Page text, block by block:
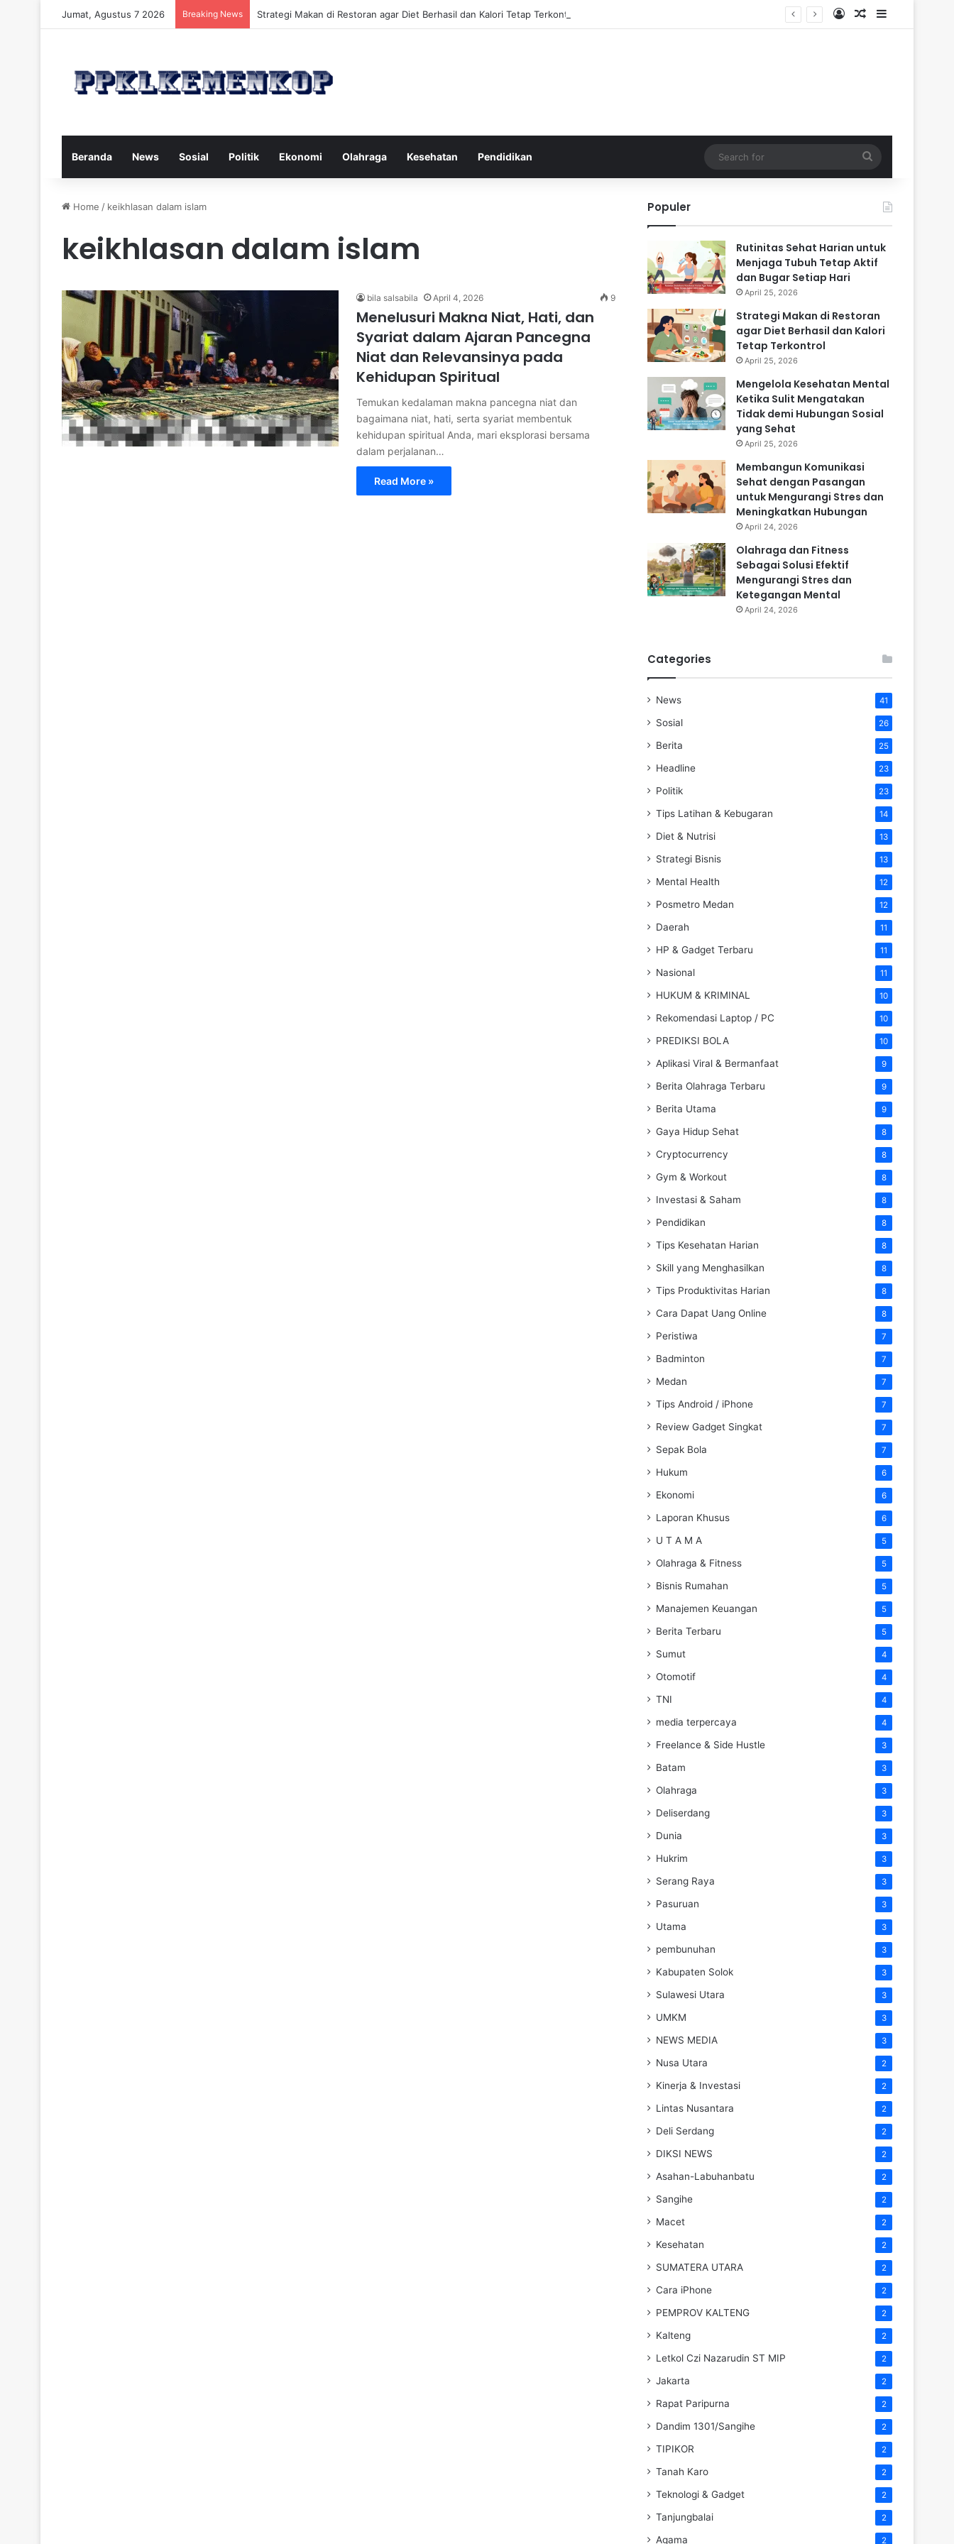
Jumat, Agustus 7 2026 Breaking News Strategi Makan di Restoran agar Diet Berhasil dan Kalori Tetap Terkontrol Log InRandom Article
Sidebar
Beranda News Sosial Politik Ekonomi Olahraga Kesehatan Pendidikan
for
Home / keikhlasan dalam islam
keikhlasan dalam islam
bila salsabila April 4, 2026 9
Menelusuri Makna Niat, Hati, dan
Syariat dalam Ajaran Pancegna
Niat dan Relevansinya pada
Kehidupan Spiritual
Temukan kedalaman makna pancegna niat dan
bagaimana niat, hati, serta syariat membentuk
kehidupan spiritual Anda, mari eksplorasi bersama
dalam perjalanan…
Read More »
Populer
Rutinitas Sehat Harian untuk
Menjaga Tubuh Tetap Aktif
dan Bugar Setiap Hari
April 25, 2026
Strategi Makan di Restoran
agar Diet Berhasil dan Kalori
Tetap Terkontrol
April 25, 2026
Mengelola Kesehatan Mental
Ketika Sulit Mengatakan
Tidak demi Hubungan Sosial
yang Sehat
April 25, 2026
Membangun Komunikasi
Sehat dengan Pasangan
untuk Mengurangi Stres dan
Meningkatkan Hubungan
April 24, 2026
Olahraga dan Fitness
Sebagai Solusi Efektif
Mengurangi Stres dan
Ketegangan Mental
April 24, 2026
Categories
News 41
Sosial 26
Berita 25
Headline 23
Politik 23
Tips Latihan & Kebugaran 14
Diet & Nutrisi 13
Strategi Bisnis 13
Mental Health 12
Posmetro Medan 12
Daerah 11
HP & Gadget Terbaru 11
Nasional 11
HUKUM & KRIMINAL 10
Rekomendasi Laptop / PC 10
PREDIKSI BOLA 10
Aplikasi Viral & Bermanfaat 9
Berita Olahraga Terbaru 9
Berita Utama 9
Gaya Hidup Sehat 8
Cryptocurrency 8
Gym & Workout 8
Investasi & Saham 8
Pendidikan 8
Tips Kesehatan Harian 8
Skill yang Menghasilkan 8
Tips Produktivitas Harian 8
Cara Dapat Uang Online 8
Peristiwa 7
Badminton 7
Medan 7
Tips Android / iPhone 7
Review Gadget Singkat 7
Sepak Bola 7
Hukum 6
Ekonomi 6
Laporan Khusus 6
U T A M A 5
Olahraga & Fitness 5
Bisnis Rumahan 5
Manajemen Keuangan 5
Berita Terbaru 5
Sumut 4
Otomotif 4
TNI 4
media terpercaya 4
Freelance & Side Hustle 3
Batam 3
Olahraga 3
Deliserdang 3
Dunia 3
Hukrim 3
Serang Raya 3
Pasuruan 3
Utama 3
pembunuhan 3
Kabupaten Solok 3
Sulawesi Utara 3
UMKM 3
NEWS MEDIA 3
Nusa Utara 2
Kinerja & Investasi 2
Lintas Nusantara 2
Deli Serdang 2
DIKSI NEWS 2
Asahan-Labuhanbatu 2
Sangihe 2
Macet 2
Kesehatan 2
SUMATERA UTARA 2
Cara iPhone 2
PEMPROV KALTENG 2
Kalteng 2
Letkol Czi Nazarudin ST MIP 2
Jakarta 2
Rapat Paripurna 2
Dandim 1301/Sangihe 2
TIPIKOR 2
Tanah Karo 2
Teknologi & Gadget 2
Tanjungbalai 2
Agama 2